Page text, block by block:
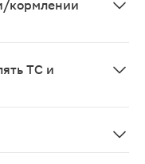
кормлении
ТС и